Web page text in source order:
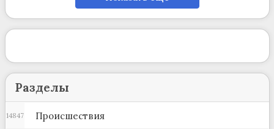
Разделы
Происшествия
14847